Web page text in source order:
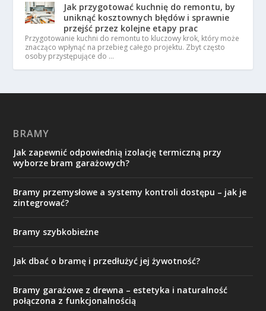
Jak przygotować kuchnię do remontu, by
uniknąć kosztownych błędów i sprawnie
przejść przez kolejne etapy prac
Przygotowanie kuchni do remontu to kluczowy krok, który może
znacząco wpłynąć na przebieg całego projektu. Zbyt często
osoby przystępujące do …
BRAMY
Jak zapewnić odpowiednią izolację termiczną przy
wyborze bram garażowych?
Bramy przemysłowe a systemy kontroli dostępu – jak je
zintegrować?
Bramy szybkobieżne
Jak dbać o bramę i przedłużyć jej żywotność?
Bramy garażowe z drewna – estetyka i naturalność
połączona z funkcjonalnością